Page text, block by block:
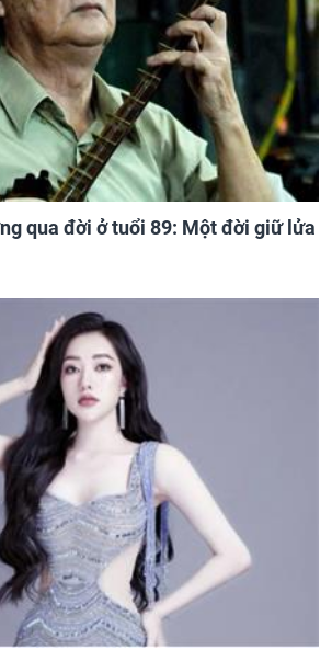
qua đời ở tuổi 89: Một đời giữ lửa